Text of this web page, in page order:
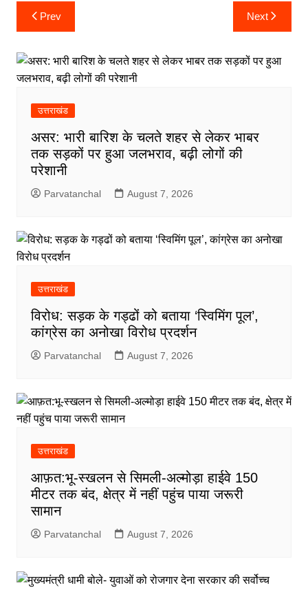
Post
navigation
Prev Next
उत्तराखंड
असर: भारी बारिश के चलते शहर से लेकर भाबर
तक सड़कों पर हुआ जलभराव, बढ़ी लोगों की
परेशानी
Parvatanchal August 7, 2026
उत्तराखंड
विरोध: सड़क के गड्ढों को बताया ‘स्विमिंग पूल’,
कांग्रेस का अनोखा विरोध प्रदर्शन
Parvatanchal August 7, 2026
उत्तराखंड
आफ़त:भू-स्खलन से सिमली-अल्मोड़ा हाईवे 150
मीटर तक बंद, क्षेत्र में नहीं पहुंच पाया जरूरी
सामान
Parvatanchal August 7, 2026